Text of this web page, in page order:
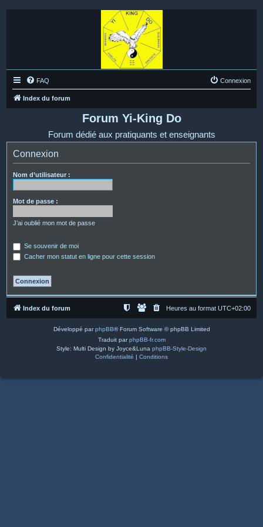
FAQ Connexion
Index du forum
Forum Yi-King Do
Forum dédié aux pratiquants et enseignants
Connexion
Nom d’utilisateur :
Mot de passe :
J’ai oublié mon mot de passe
Se souvenir de moi
Cacher mon statut en ligne pour cette session
Index du forum Heures au format UTC+02:00
Développé parphpBB® Forum Software © phpBB Limited
Traduit parphpBB-fr.com
Style: Multi Design by Joyce&Luna phpBB-Style-Design
Confidentialité | Conditions